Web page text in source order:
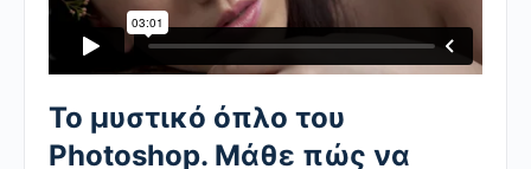
Το μυστικό όπλο του
Photoshop. Μάθε πώς να